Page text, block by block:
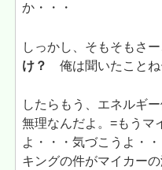
か・・・
しっかし、そもそもさー
け？
俺は聞いたことね
したらもう、エネルギ
無理なんだよ。=もうマ
よ・・・気づこうよ・
キングの件がマイカー